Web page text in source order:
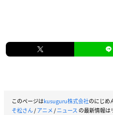
このページはkusuguru株式会社のにじめ
そ松さん/アニメ/ニュース の最新情報は